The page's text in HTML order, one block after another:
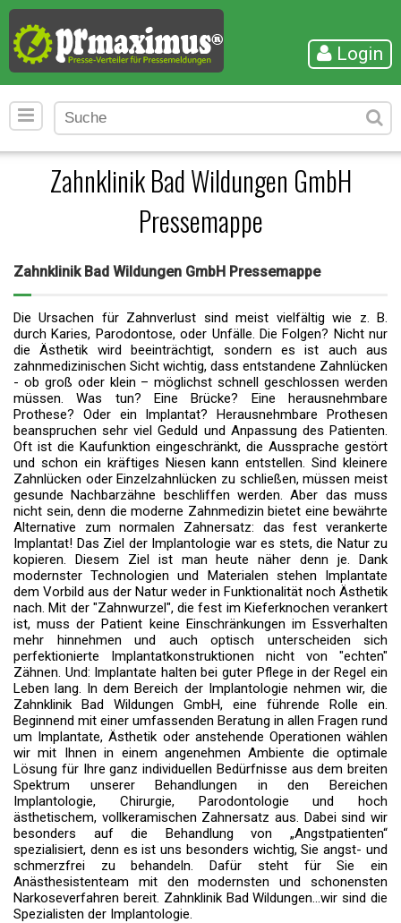
Login
Zahnklinik Bad Wildungen GmbH
Pressemappe
Zahnklinik Bad Wildungen GmbH Pressemappe
Die Ursachen für Zahnverlust sind meist vielfältig wie z. B.
durch Karies, Parodontose, oder Unfälle. Die Folgen? Nicht nur
die Ästhetik wird beeinträchtigt, sondern es ist auch aus
zahnmedizinischen Sicht wichtig, dass entstandene Zahnlücken
- ob groß oder klein – möglichst schnell geschlossen werden
müssen. Was tun? Eine Brücke? Eine herausnehmbare
Prothese? Oder ein Implantat? Herausnehmbare Prothesen
beanspruchen sehr viel Geduld und Anpassung des Patienten.
Oft ist die Kaufunktion eingeschränkt, die Aussprache gestört
und schon ein kräftiges Niesen kann entstellen. Sind kleinere
Zahnlücken oder Einzelzahnlücken zu schließen, müssen meist
gesunde Nachbarzähne beschliffen werden. Aber das muss
nicht sein, denn die moderne Zahnmedizin bietet eine bewährte
Alternative zum normalen Zahnersatz: das fest verankerte
Implantat! Das Ziel der Implantologie war es stets, die Natur zu
kopieren. Diesem Ziel ist man heute näher denn je. Dank
modernster Technologien und Materialen stehen Implantate
dem Vorbild aus der Natur weder in Funktionalität noch Ästhetik
nach. Mit der "Zahnwurzel", die fest im Kieferknochen verankert
ist, muss der Patient keine Einschränkungen im Essverhalten
mehr hinnehmen und auch optisch unterscheiden sich
perfektionierte Implantatkonstruktionen nicht von "echten"
Zähnen. Und: Implantate halten bei guter Pflege in der Regel ein
Leben lang. In dem Bereich der Implantologie nehmen wir, die
Zahnklinik Bad Wildungen GmbH, eine führende Rolle ein.
Beginnend mit einer umfassenden Beratung in allen Fragen rund
um Implantate, Ästhetik oder anstehende Operationen wählen
wir mit Ihnen in einem angenehmen Ambiente die optimale
Lösung für Ihre ganz individuellen Bedürfnisse aus dem breiten
Spektrum unserer Behandlungen in den Bereichen
Implantologie, Chirurgie, Parodontologie und hoch
ästhetischem, vollkeramischen Zahnersatz aus. Dabei sind wir
besonders auf die Behandlung von „Angstpatienten“
spezialisiert, denn es ist uns besonders wichtig, Sie angst- und
schmerzfrei zu behandeln. Dafür steht für Sie ein
Anästhesistenteam mit den modernsten und schonensten
Narkoseverfahren bereit. Zahnklinik Bad Wildungen…wir sind die
Spezialisten der Implantologie.